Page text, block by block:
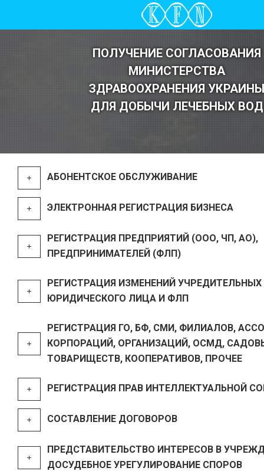
ПОЛУЧЕНИЕ СОГЛАСОВАНИЯ
МИНИСТЕРСТВА
ЗДРАВООХРАНЕНИЯ УКРАИНЫ
ДЛЯ ДОБЫЧИ ЛЕЧЕБНЫХ ВОД
АБОНЕНТСКОЕ ОБСЛУЖИВАНИЕ
ЭЛЕКТРОННАЯ РЕГИСТРАЦИЯ БИЗНЕСА
РЕГИСТРАЦИЯ ПРЕДПРИЯТИЙ (ООО, ЧП, АО),
ПРЕДПРИНИМАТЕЛЕЙ (ФЛП)
РЕГИСТРАЦИЯ ИЗМЕНЕНИЙ
ЮРИДИЧЕСКОГО ЛИЦА И ФЛП
РЕГИСТРАЦИЯ ГО, БФ, СМИ, ФИЛИАЛОВ,
КОРПОРАЦИЙ, ОРГАНИЗАЦИЙ, ОСМД,
ТОВАРИЩЕСТВ, КООПЕРАТИВОВ, ПРОЧЕЕ
РЕГИСТРАЦИЯ ПРАВ ИНТЕЛЛЕКТУАЛЬНОЙ
СОСТАВЛЕНИЕ ДОГОВОРОВ
ПРЕДСТАВИТЕЛЬСТВО ИНТЕРЕСОВ В
ДОСУДЕБНОЕ УРЕГУЛИРОВАНИЕ СПОРОВ